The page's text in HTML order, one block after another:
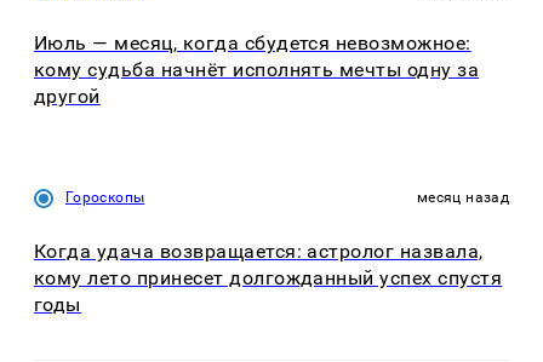
Июль — месяц, когда сбудется невозможное:
кому судьба начнёт исполнять мечты одну за
другой
Гороскопы месяц назад
Когда удача возвращается: астролог назвала,
кому лето принесет долгожданный успех спустя
годы